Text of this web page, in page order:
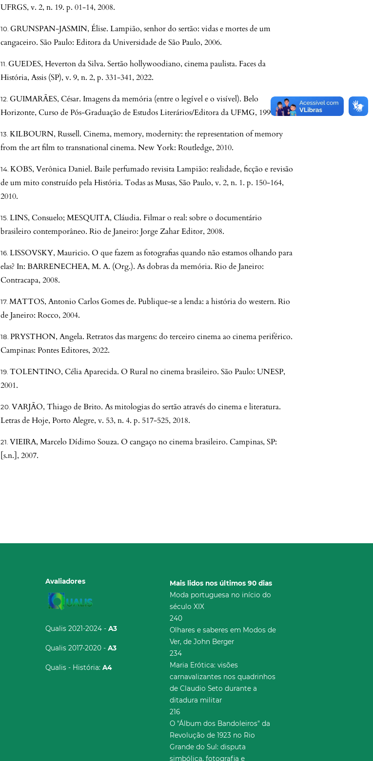
UFRGS, v. 2, n. 19. p. 01-14, 2008.
GRUNSPAN-JASMIN, Élise. Lampião, senhor do sertão: vidas e mortes de um
cangaceiro. São Paulo: Editora da Universidade de São Paulo, 2006.
GUEDES, Heverton da Silva. Sertão hollywoodiano, cinema paulista. Faces da
História, Assis (SP), v. 9, n. 2, p. 331-341, 2022.
GUIMARÃES, César. Imagens da memória (entre o legível e o visível). Belo
Horizonte, Curso de Pós-Graduação de Estudos Literários/Editora da UFMG, 1997.
KILBOURN, Russell. Cinema, memory, modernity: the representation of memory
from the art film to transnational cinema. New York: Routledge, 2010.
KOBS, Verônica Daniel. Baile perfumado revisita Lampião: realidade, ficção e revisão
de um mito construído pela História. Todas as Musas, São Paulo, v. 2, n. 1. p. 150-164,
2010.
LINS, Consuelo; MESQUITA, Cláudia. Filmar o real: sobre o documentário
brasileiro contemporâneo. Rio de Janeiro: Jorge Zahar Editor, 2008.
LISSOVSKY, Mauricio. O que fazem as fotografias quando não estamos olhando para
elas? In: BARRENECHEA, M. A. (Org.). As dobras da memória. Rio de Janeiro:
Contracapa, 2008.
MATTOS, Antonio Carlos Gomes de. Publique-se a lenda: a história do western. Rio
de Janeiro: Rocco, 2004.
PRYSTHON, Angela. Retratos das margens: do terceiro cinema ao cinema periférico.
Campinas: Pontes Editores, 2022.
TOLENTINO, Célia Aparecida. O Rural no cinema brasileiro. São Paulo: UNESP,
2001.
VARJÃO, Thiago de Brito. As mitologias do sertão através do cinema e literatura.
Letras de Hoje, Porto Alegre, v. 53, n. 4. p. 517-525, 2018.
VIEIRA, Marcelo Dídimo Souza. O cangaço no cinema brasileiro. Campinas, SP:
[s.n.], 2007.
Avaliadores
Qualis 2021-2024 - A3
Qualis 2017-2020 - A3
Qualis - História: A4
Mais lidos nos últimos 90 dias
Moda portuguesa no início do
século XIX
240
Olhares e saberes em Modos de
Ver, de John Berger
234
Maria Erótica: visões
carnavalizantes nos quadrinhos
de Claudio Seto durante a
ditadura militar
216
O "Álbum dos Bandoleiros" da
Revolução de 1923 no Rio
Grande do Sul: disputa
simbólica, fotografia e